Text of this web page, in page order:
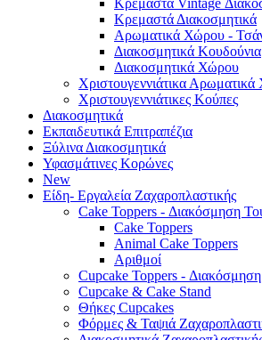
Κρεμαστά Vintage
Κρεμαστά Διακοσμητικά
Αρωματικά Χώρου -
Διακοσμητικά Κουδούνια
Διακοσμητικά Χώρου
Χριστουγεννιάτικα
Χριστουγεννιάτικες Κούπες
Διακοσμητικά
Εκπαιδευτικά Επιτραπέζια
Ξύλινα Διακοσμητικά
Υφασμάτινες Κορώνες
New
Είδη- Εργαλεία Ζαχαροπλαστικής
Cake Toppers - Διακόσμηση
Cake Toppers
Animal Cake Toppers
Αριθμοί
Cupcake Toppers -
Cupcake & Cake Stand
Θήκες Cupcakes
Φόρμες & Ταψιά